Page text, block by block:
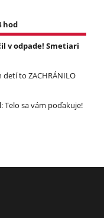
hod
v odpade! Smetiari
to ZACHRÁNILO
Telo sa vám poďakuje!